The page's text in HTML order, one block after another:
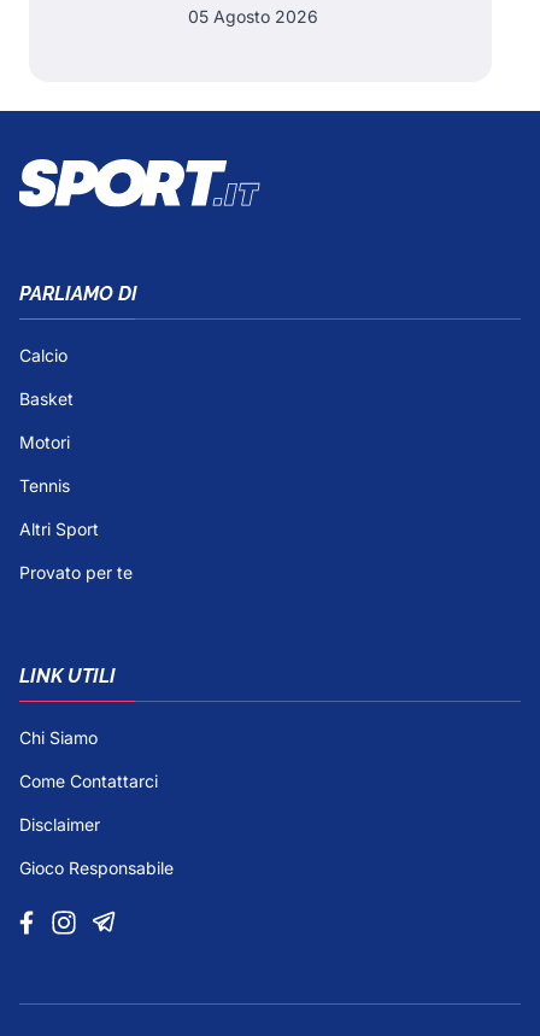
05 Agosto 2026
PARLIAMO DI
Calcio
Basket
Motori
Tennis
Altri Sport
Provato per te
LINK UTILI
Chi Siamo
Come Contattarci
Disclaimer
Gioco Responsabile